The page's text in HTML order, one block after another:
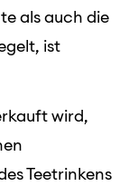
als auch die
ist
wird,
Teetrinkens